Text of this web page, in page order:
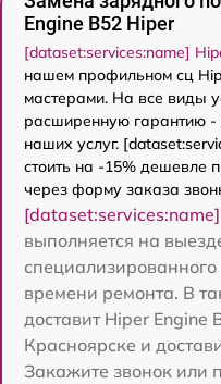
Engine B52 Hiper
[dataset:services:name]
нашем профильном сц
мастерами. На все виды
расширенную гарантию -
наших услуг.
стоить на -15% дешевле
через форму заказа
выполняется на
времени ремонта. В
доставит Hiper Engine
Красноярске и
Закажите звонок или